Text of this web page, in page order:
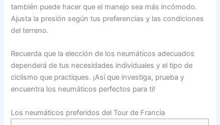
también puede hacer que el manejo sea más incómodo.
Ajusta la presión según tus preferencias y las condiciones
del terreno.
Recuerda que la elección de los neumáticos adecuados
dependerá de tus necesidades individuales y el tipo de
ciclismo que practiques. ¡Así que investiga, prueba y
encuentra los neumáticos perfectos para ti!
Los neumáticos preferidos del Tour de Francia